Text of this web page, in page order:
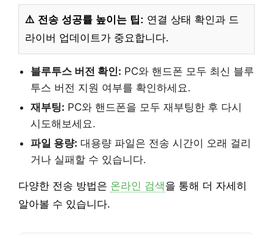
⚠️ 전송 성공률 높이는 팁: 연결 상태 확인과 드
라이버 업데이트가 중요합니다.
블루투스 버전 확인: PC와 핸드폰 모두 최신 블루
투스 버전 지원 여부를 확인하세요.
재부팅: PC와 핸드폰을 모두 재부팅한 후 다시
시도해보세요.
파일 용량: 대용량 파일은 전송 시간이 오래 걸리
거나 실패할 수 있습니다.
다양한 전송 방법은 온라인 검색을 통해 더 자세히
알아볼 수 있습니다.